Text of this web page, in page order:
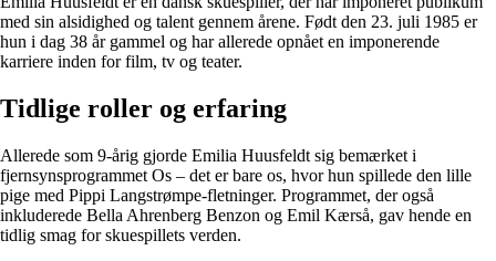
med sin alsidighed og talent gennem årene. Født den 23. juli 1985 er
hun i dag 38 år gammel og har allerede opnået en imponerende
karriere inden for film, tv og teater.
Tidlige roller og erfaring
Allerede som 9-årig gjorde Emilia Huusfeldt sig bemærket i
fjernsynsprogrammet Os – det er bare os, hvor hun spillede den lille
pige med Pippi Langstrømpe-fletninger. Programmet, der også
inkluderede Bella Ahrenberg Benzon og Emil Kærså, gav hende en
tidlig smag for skuespillets verden.